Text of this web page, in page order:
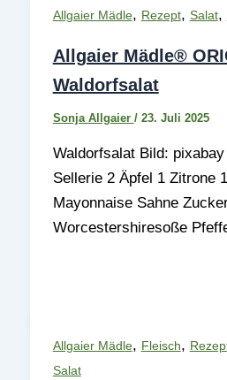
Allgaier Mädle, Rezept, Salat,
Allgaier Mädle®
Waldorfsalat
Sonja Allgaier / 23. Juli 2025
Waldorfsalat Bild:
Sellerie 2 Äpfel 1 Zitrone
Mayonnaise Sahne
Worcestershiresoße
Allgaier Mädle, Fleisch,
Salat